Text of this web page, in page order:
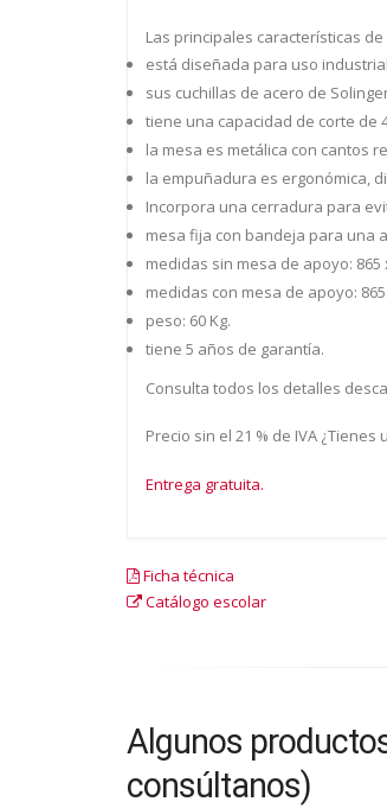
Las principales características de
está diseñada para uso
sus cuchillas de acero de
tiene una capacidad de corte de
la mesa es metálica con cantos
la empuñadura es ergonómica,
Incorpora una cerradura para
mesa fija con bandeja para una
medidas sin mesa de apoyo: 865
medidas con mesa de apoyo: 865
peso: 60 Kg.
tiene 5 años de garantía.
Consulta todos los detalles
Precio sin el 21 % de IVA
Entrega gratuita.
Ficha técnica
Catálogo escolar
Algunos
consúltanos)